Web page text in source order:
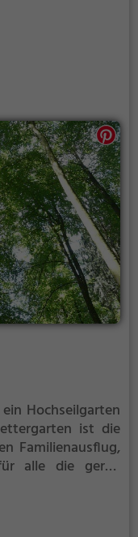
Hochseilgarten
ist die
Familienausflug,
alle die gerne
Welt voller
Grenzenlos